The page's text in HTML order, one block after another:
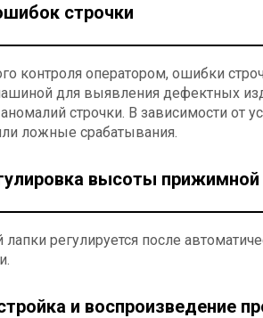
строчки
контроля оператором, ошибки
для выявления дефектных
строчки. В зависимости от
ложные срабатывания.
высоты прижимной
регулируется после
и воспроизведение